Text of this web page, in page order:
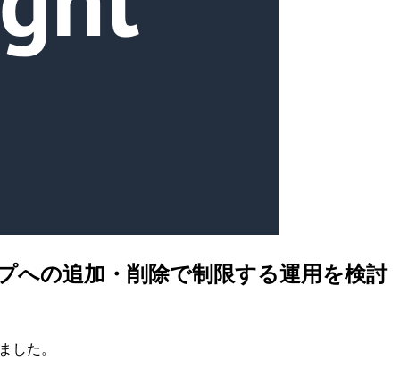
の追加・削除で制限する運用を検討
た。